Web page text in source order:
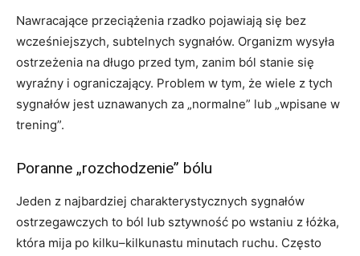
Nawracające przeciążenia rzadko pojawiają się bez
wcześniejszych, subtelnych sygnałów. Organizm wysyła
ostrzeżenia na długo przed tym, zanim ból stanie się
wyraźny i ograniczający. Problem w tym, że wiele z tych
sygnałów jest uznawanych za „normalne” lub „wpisane w
trening”.
Poranne „rozchodzenie” bólu
Jeden z najbardziej charakterystycznych sygnałów
ostrzegawczych to ból lub sztywność po wstaniu z łóżka,
która mija po kilku–kilkunastu minutach ruchu. Często